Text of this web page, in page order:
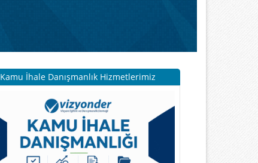
Kamu İhale Danışmanlık Hizmetlerimiz